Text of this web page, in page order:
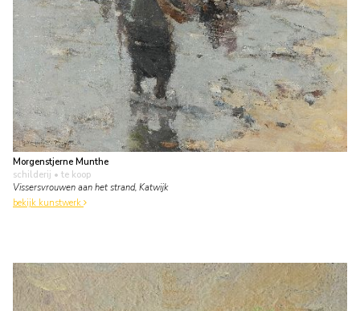
Morgenstjerne Munthe
schilderij • te koop
Vissersvrouwen aan het strand, Katwijk
bekijk kunstwerk